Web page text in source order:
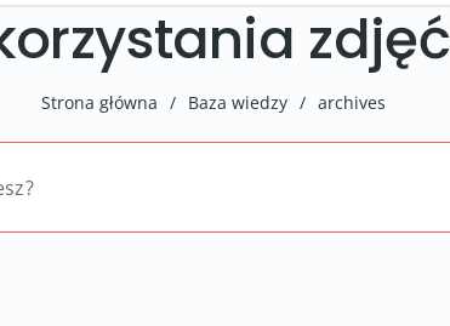
zdjęć
Strona główna / Baza wiedzy / archives